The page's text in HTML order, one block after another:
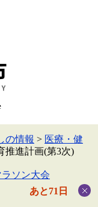
の情報 > 医療・健
推進計画(第3次)
ソン大会
あと71日